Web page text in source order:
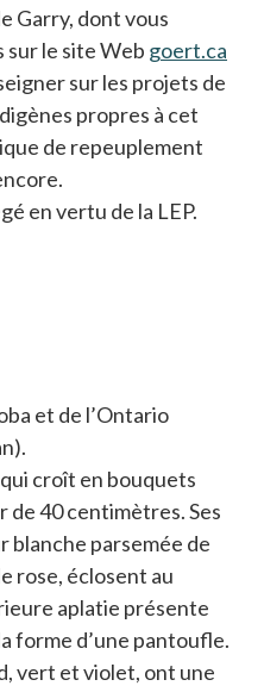
Garry, dont vous
le site Web goert.ca
sur les projets de
propres à cet
de repeuplement
en vertu de la LEP.
et de l’Ontario
croît en bouquets
40 centimètres. Ses
blanche parsemée de
rose, éclosent au
aplatie présente
forme d’une pantoufle.
vert et violet, ont une